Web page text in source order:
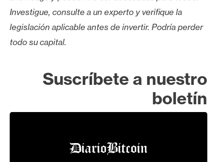
Investigue, consulte a un experto y verifique la
legislación aplicable antes de invertir. Podría perder
todo su capital.
Suscríbete a nuestro
boletín